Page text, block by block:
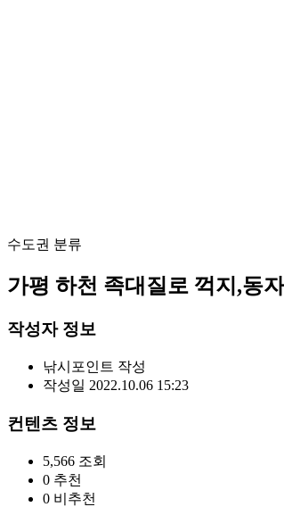
수도권 분류
가평 하천 족대질로 꺽지,동
작성자 정보
낚시포인트 작성
작성일 2022.10.06 15:23
컨텐츠 정보
5,566 조회
0 추천
0 비추천